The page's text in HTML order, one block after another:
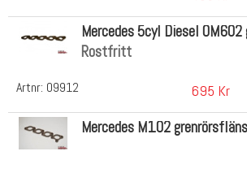
Artnr: 09912
Mercedes 5cyl Diesel
Rostfritt
695 Kr
Mercedes M102 grenrörsfläns